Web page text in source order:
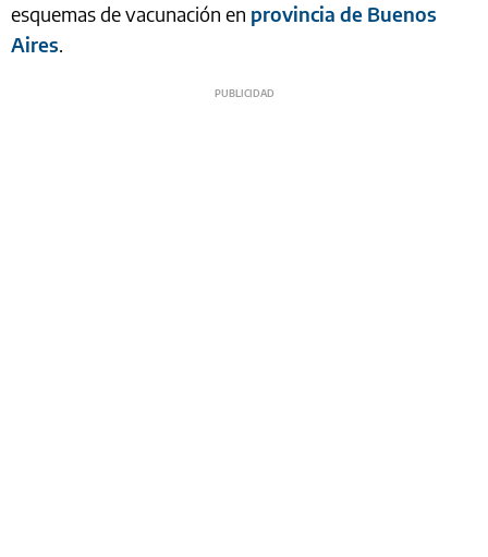
esquemas de vacunación en provincia de Buenos
Aires.